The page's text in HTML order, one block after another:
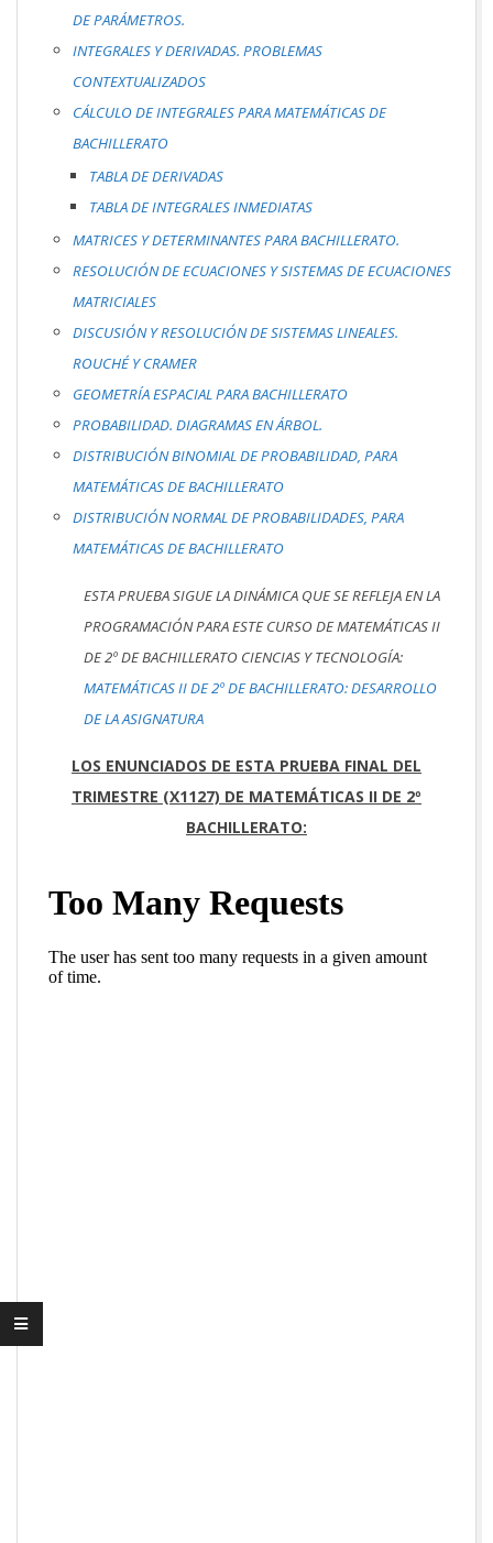
DE PARÁMETROS.
INTEGRALES Y DERIVADAS. PROBLEMAS
CONTEXTUALIZADOS
CÁLCULO DE INTEGRALES PARA MATEMÁTICAS DE
BACHILLERATO
TABLA DE DERIVADAS
TABLA DE INTEGRALES INMEDIATAS
MATRICES Y DETERMINANTES PARA BACHILLERATO.
RESOLUCIÓN DE ECUACIONES Y SISTEMAS DE ECUACIONES
MATRICIALES
DISCUSIÓN Y RESOLUCIÓN DE SISTEMAS LINEALES.
ROUCHÉ Y CRAMER
GEOMETRÍA ESPACIAL PARA BACHILLERATO
PROBABILIDAD. DIAGRAMAS EN ÁRBOL.
DISTRIBUCIÓN BINOMIAL DE PROBABILIDAD, PARA
MATEMÁTICAS DE BACHILLERATO
DISTRIBUCIÓN NORMAL DE PROBABILIDADES, PARA
MATEMÁTICAS DE BACHILLERATO
ESTA PRUEBA SIGUE LA DINÁMICA QUE SE REFLEJA EN LA
PROGRAMACIÓN PARA ESTE CURSO DE MATEMÁTICAS II
DE 2º DE BACHILLERATO CIENCIAS Y TECNOLOGÍA:
MATEMÁTICAS II DE 2º DE BACHILLERATO: DESARROLLO
DE LA ASIGNATURA
LOS ENUNCIADOS DE ESTA PRUEBA FINAL DEL
TRIMESTRE (X1127) DE MATEMÁTICAS II DE 2º
BACHILLERATO: